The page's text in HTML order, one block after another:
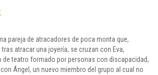
pareja de atracadores de poca monta que,
atracar una joyería, se cruzan con Eva,
de teatro formado por personas con discapacidad,
Ángel, un nuevo miembro del grupo al cual no